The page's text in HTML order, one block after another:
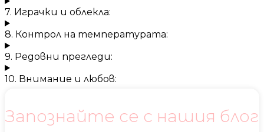
7. Играчки и облекла:
8. Контрол на температурата:
9. Редовни прегледи:
10. Внимание и любов:
Запознайте се с нашия блог